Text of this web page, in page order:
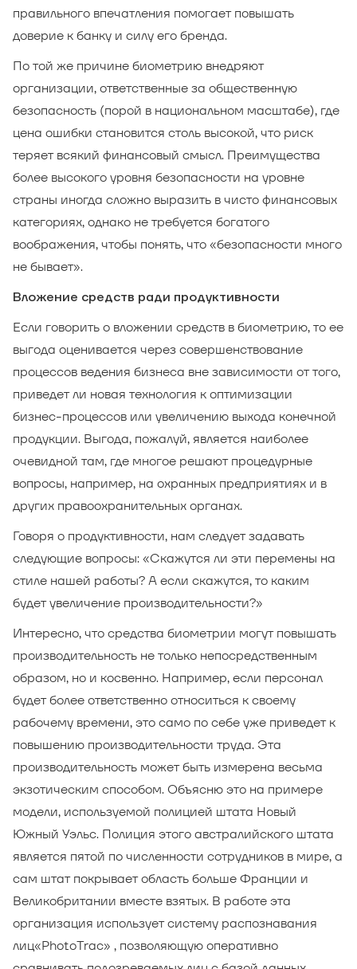
правильного впечатления помогает повышать
доверие к банку и силу его бренда.
По той же причине биометрию внедряют
организации, ответственные за общественную
безопасность (порой в национальном масштабе), где
цена ошибки становится столь высокой, что риск
теряет всякий финансовый смысл. Преимущества
более высокого уровня безопасности на уровне
страны иногда сложно выразить в чисто финансовых
категориях, однако не требуется богатого
воображения, чтобы понять, что «безопасности много
не бывает».
Вложение средств ради продуктивности
Если говорить о вложении средств в биометрию, то ее
выгода оценивается через совершенствование
процессов ведения бизнеса вне зависимости от того,
приведет ли новая технология к оптимизации
бизнес-процессов или увеличению выхода конечной
продукции. Выгода, пожалуй, является наиболее
очевидной там, где многое решают процедурные
вопросы, например, на охранных предприятиях и в
других правоохранительных органах.
Говоря о продуктивности, нам следует задавать
следующие вопросы: «Скажутся ли эти перемены на
стиле нашей работы? А если скажутся, то каким
будет увеличение производительности?»
Интересно, что средства биометрии могут повышать
производительность не только непосредственным
образом, но и косвенно. Например, если персонал
будет более ответственно относиться к своему
рабочему времени, это само по себе уже приведет к
повышению производительности труда. Эта
производительность может быть измерена весьма
экзотическим способом. Объясню это на примере
модели, используемой полицией штата Новый
Южный Уэльс. Полиция этого австралийского штата
является пятой по численности сотрудников в мире, а
сам штат покрывает область больше Франции и
Великобритании вместе взятых. В работе эта
организация использует систему распознавания
лиц«PhotoTrac» , позволяющую оперативно